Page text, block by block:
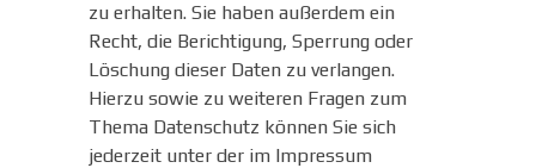
zu erhalten. Sie haben außerdem ein
Recht, die Berichtigung, Sperrung oder
Löschung dieser Daten zu verlangen.
Hierzu sowie zu weiteren Fragen zum
Thema Datenschutz können Sie sich
jederzeit unter der im Impressum